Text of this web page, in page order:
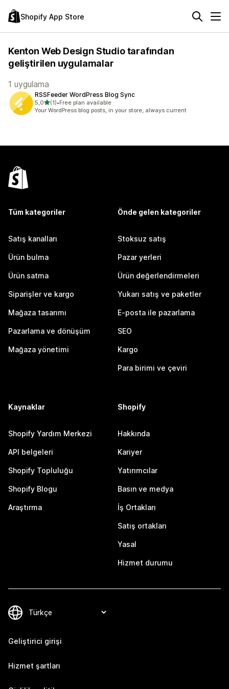
Shopify App Store
Kenton Web Design Studio tarafından
geliştirilen uygulamalar
1 uygulama
RSSFeeder WordPress Blog Sync
5,05 yıldız üzerinden
(1)
toplam 1 değerlendirme
•Free plan available
Your WordPress blog posts, in your store, always current
Tüm kategoriler
Satış kanalları
Ürün bulma
Ürün satma
Siparişler ve kargo
Mağaza tasarımı
Pazarlama ve dönüşüm
Mağaza yönetimi
Önde gelen kategoriler
Stoksuz satış
Pazar yerleri
Ürün değerlendirmeleri
Yukarı satış ve paketler
E-posta ile pazarlama
SEO
Kargo
Para birimi ve çeviri
Kaynaklar
Shopify Yardım Merkezi
API belgeleri
Shopify Topluluğu
Shopify Blogu
Araştırma
Shopify
Hakkında
Kariyer
Yatırımcılar
Basın ve medya
İş Ortakları
Satış ortakları
Yasal
Hizmet durumu
Geliştirici girişi
Hizmet şartları